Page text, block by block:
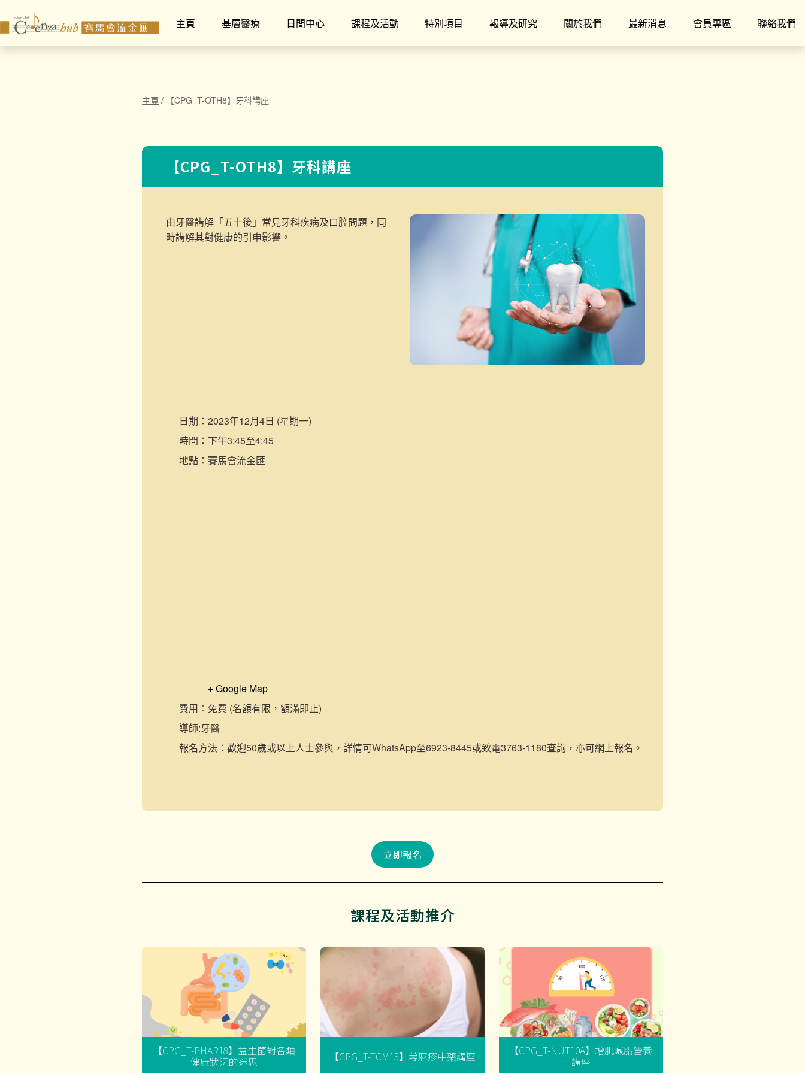
主頁 基層醫療 日間中心 課程及活動 特別項目 報導及研究 關於我們 最新消息 會員專區 聯絡我們
主頁 / 【CPG_T-OTH8】牙科講座
【CPG_T-OTH8】牙科講座
由牙醫講解「五十後」常見牙科疾病及口腔問題，同
時講解其對健康的引申影響。
日期： 2023年12月4日 (星期一)
時間： 下午3:45至4:45
地點： 賽馬會流金匯
+ Google Map
費用︰ 免費 (名額有限，額滿即止)
導師:牙醫
報名方法： 歡迎50歲或以上人士參與，詳情可WhatsApp至6923-8445或致電3763-1180查詢，亦可網上報名。
立即報名
課程及活動推介
【CPG_T-PHAR18】益生菌對各類
健康狀況的迷思 【CPG_T-TCM13】蕁麻疹中藥講座 【CPG_T-NUT10A】增肌減脂營養
講座